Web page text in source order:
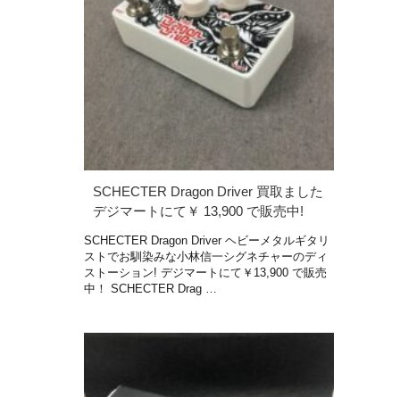
SCHECTER Dragon Driver 買取ました
デジマートにて￥ 13,900 で販売中!
SCHECTER Dragon Driver ヘビーメタルギタリ
ストでお馴染みな小林信一シグネチャーのディ
ストーション! デジマートにて￥13,900 で販売
中！ SCHECTER Drag …